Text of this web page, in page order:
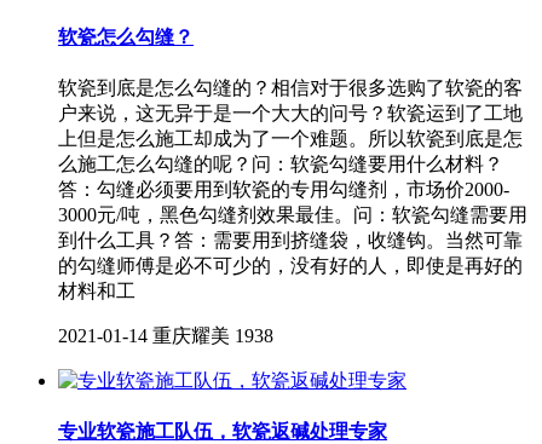
软瓷怎么勾缝？
软瓷到底是怎么勾缝的？相信对于很多选购了软瓷的客
户来说，这无异于是一个大大的问号？软瓷运到了工地
上但是怎么施工却成为了一个难题。所以软瓷到底是怎
么施工怎么勾缝的呢？问：软瓷勾缝要用什么材料？
答：勾缝必须要用到软瓷的专用勾缝剂，市场价2000-
3000元/吨，黑色勾缝剂效果最佳。问：软瓷勾缝需要用
到什么工具？答：需要用到挤缝袋，收缝钩。当然可靠
的勾缝师傅是必不可少的，没有好的人，即使是再好的
材料和工
2021-01-14 重庆耀美 1938
专业软瓷施工队伍，软瓷返碱处理专家